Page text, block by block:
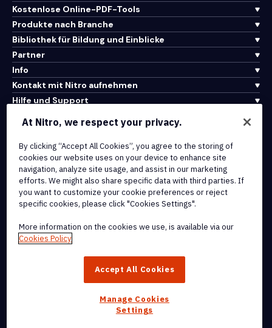
Kostenlose Online-PDF-Tools
Produkte nach Branche
Bibliothek für Bildung und Einblicke
Partner
Info
Kontakt mit Nitro aufnehmen
Hilfe und Support
Nutzungsbedingungen
Cookie-Richtlinie
Copyright-Richtlinie
Alle Bedingungen und Richtlinien
Marken von Nitro Software, Inc. oder seinen verbundenen
At Nitro, we respect your privacy.
By clicking “Accept All Cookies”, you agree to the storing of
cookies our website uses on your device to enhance site
navigation, analyze site usage, and assist in our marketing
efforts. We might also share specific data with third parties. If
you want to customize your cookie preferences or reject
specific cookies, please click "Cookies Settings".
More information on the cookies we use, is available via our
Cookies Policy
Accept All Cookies
Manage Cookies
Settings